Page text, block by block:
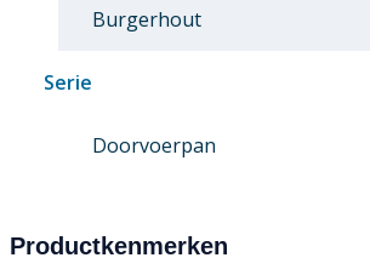
Burgerhout
Serie
Doorvoerpan
Productkenmerken